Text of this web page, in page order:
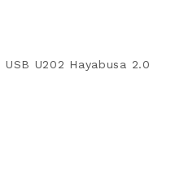
U202 Hayabusa 2.0